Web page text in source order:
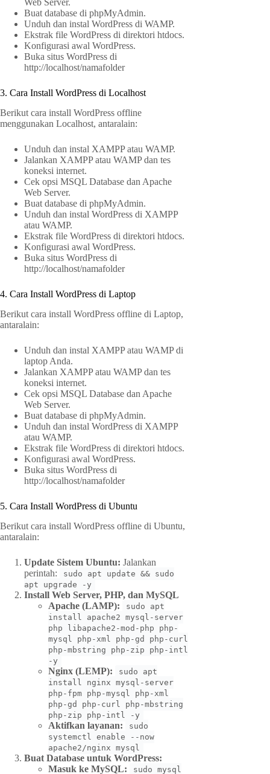
Web Server.
Buat database di phpMyAdmin.
Unduh dan instal WordPress di WAMP.
Ekstrak file WordPress di direktori htdocs.
Konfigurasi awal WordPress.
Buka situs WordPress di
http://localhost/namafolder
3. Cara Install WordPress di Localhost
Berikut cara install WordPress offline
menggunakan Localhost, antaralain:
Unduh dan instal XAMPP atau WAMP.
Jalankan XAMPP atau WAMP dan tes
koneksi internet.
Cek opsi MSQL Database dan Apache
Web Server.
Buat database di phpMyAdmin.
Unduh dan instal WordPress di XAMPP
atau WAMP.
Ekstrak file WordPress di direktori htdocs.
Konfigurasi awal WordPress.
Buka situs WordPress di
http://localhost/namafolder
4. Cara Install WordPress di Laptop
Berikut cara install WordPress offline di Laptop,
antaralain:
Unduh dan instal XAMPP atau WAMP di
laptop Anda.
Jalankan XAMPP atau WAMP dan tes
koneksi internet.
Cek opsi MSQL Database dan Apache
Web Server.
Buat database di phpMyAdmin.
Unduh dan instal WordPress di XAMPP
atau WAMP.
Ekstrak file WordPress di direktori htdocs.
Konfigurasi awal WordPress.
Buka situs WordPress di
http://localhost/namafolder
5. Cara Install WordPress di Ubuntu
Berikut cara install WordPress offline di Ubuntu,
antaralain:
Update Sistem Ubuntu: Jalankan
perintah:
sudo apt update && sudo
apt upgrade -y
Install Web Server, PHP, dan MySQL
Apache (LAMP):
sudo apt
install apache2 mysql-server
php libapache2-mod-php php-
mysql php-xml php-gd php-curl
php-mbstring php-zip php-intl
-y
Nginx (LEMP):
sudo apt
install nginx mysql-server
php-fpm php-mysql php-xml
php-gd php-curl php-mbstring
php-zip php-intl -y
Aktifkan layanan:
sudo
systemctl enable --now
apache2/nginx mysql
Buat Database untuk WordPress:
Masuk ke MySQL:
sudo mysql